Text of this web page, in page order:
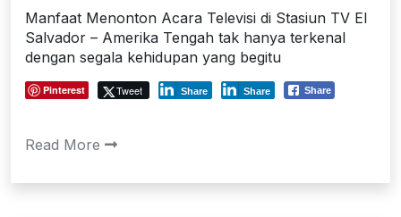
Manfaat Menonton Acara Televisi di Stasiun TV El
Salvador – Amerika Tengah tak hanya terkenal
dengan segala kehidupan yang begitu
Pinterest Tweet Share Share Share
Read More